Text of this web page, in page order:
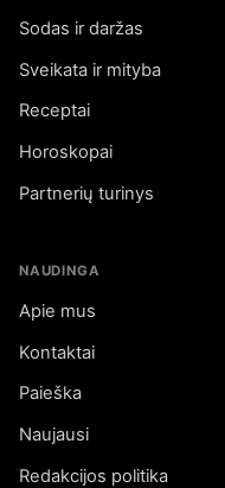
Sodas ir daržas
Sveikata ir mityba
Receptai
Horoskopai
Partnerių turinys
NAUDINGA
Apie mus
Kontaktai
Paieška
Naujausi
Redakcijos politika